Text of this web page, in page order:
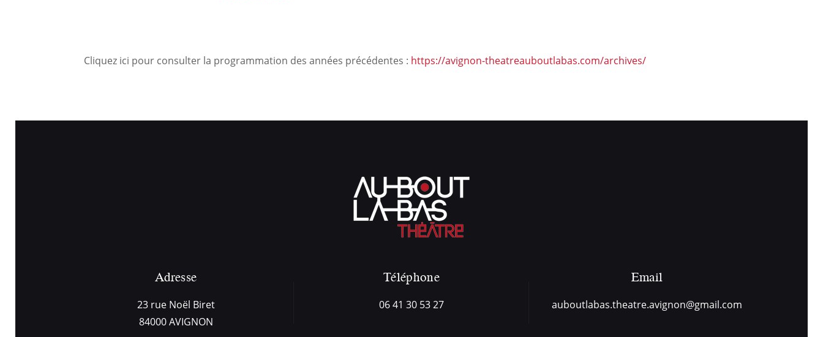
Cliquez ici pour consulter la programmation des années précédentes : https://avignon-theatreauboutlabas.com/archives/
Adresse
23 rue Noël Biret
84000 AVIGNON
Téléphone
06 41 30 53 27
Email
auboutlabas.theatre.avignon@gmail.com